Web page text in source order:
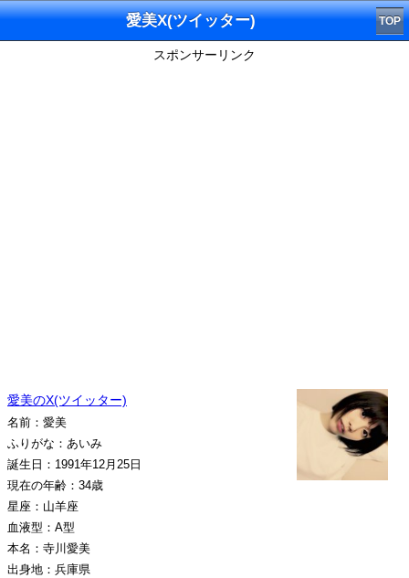
愛美X(ツイッター) TOP
スポンサーリンク
愛美のX(ツイッター)
名前：愛美
ふりがな：あいみ
誕生日：1991年12月25日
現在の年齢：34歳
星座：山羊座
血液型：A型
本名：寺川愛美
出身地：兵庫県